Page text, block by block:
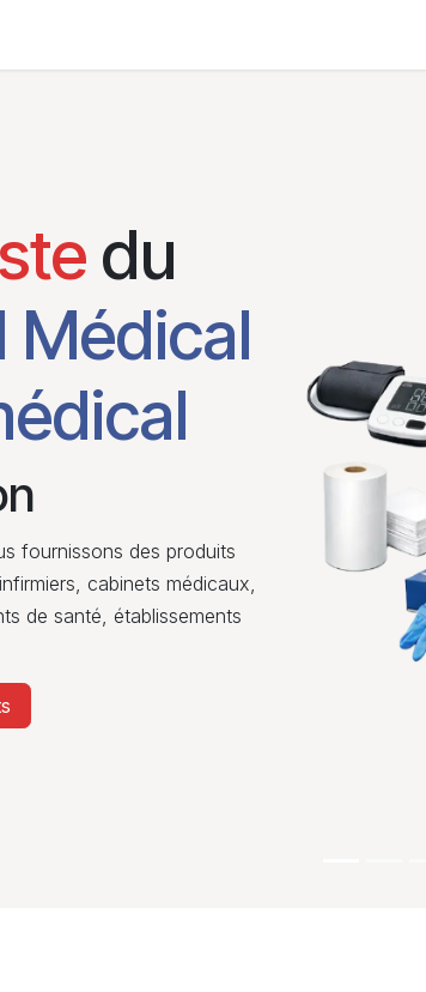
du
Médical
fournissons des produits
cabinets médicaux,
de santé, établissements